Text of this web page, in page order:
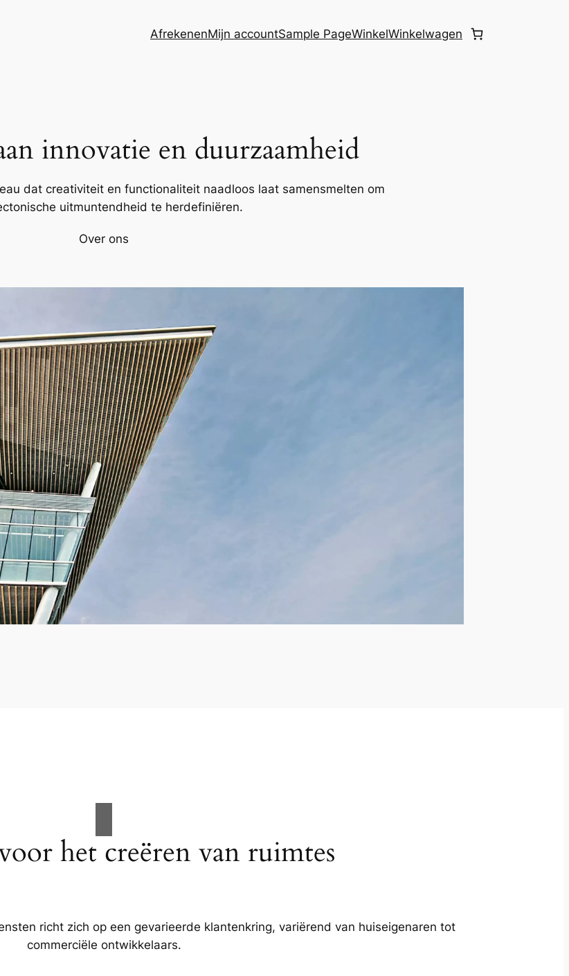
AfrekenenMijn accountSample PageWinkelWinkelwagen
innovatie en duurzaamheid
dat creativiteit en functionaliteit naadloos laat samensmelten om
uitmuntendheid te herdefiniëren.
Over ons
het creëren van ruimtes
richt zich op een gevarieerde klantenkring, variërend van huiseigenaren tot
commerciële ontwikkelaars.